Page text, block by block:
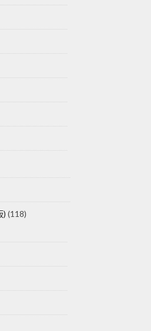
) (118)